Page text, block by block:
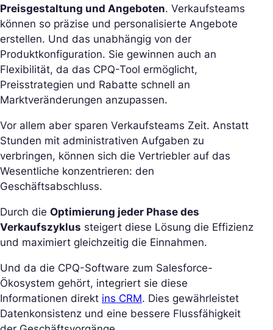
Preisgestaltung und Angeboten. Verkaufsteams
können so präzise und personalisierte Angebote
erstellen. Und das unabhängig von der
Produktkonfiguration. Sie gewinnen auch an
Flexibilität, da das CPQ-Tool ermöglicht,
Preisstrategien und Rabatte schnell an
Marktveränderungen anzupassen.
Vor allem aber sparen Verkaufsteams Zeit. Anstatt
Stunden mit administrativen Aufgaben zu
verbringen, können sich die Vertriebler auf das
Wesentliche konzentrieren: den
Geschäftsabschluss.
Durch die Optimierung jeder Phase des
Verkaufszyklus steigert diese Lösung die Effizienz
und maximiert gleichzeitig die Einnahmen.
Und da die CPQ-Software zum Salesforce-
Ökosystem gehört, integriert sie diese
Informationen direkt ins CRM. Dies gewährleistet
Datenkonsistenz und eine bessere Flussfähigkeit